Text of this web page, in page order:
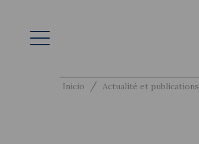
Inicio / Actualité et publications